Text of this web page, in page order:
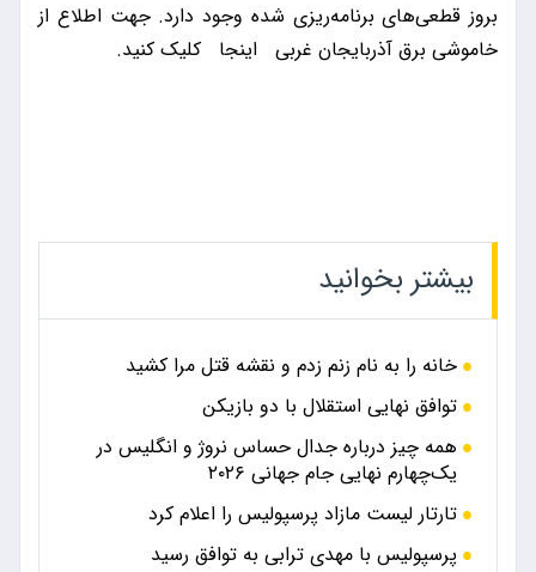
بروز قطعی‌های برنامه‌ریزی شده وجود دارد. جهت اطلاع از
خاموشی برق آذربایجان غربی اینجا کلیک کنید.
بیشتر بخوانید
خانه را به نام زنم زدم و نقشه قتل مرا کشید
توافق نهایی استقلال با دو بازیکن
همه چیز درباره جدال حساس نروژ و انگلیس در
یک‌چهارم نهایی جام جهانی ۲۰۲۶
تارتار لیست مازاد پرسپولیس را اعلام کرد
پرسپولیس با مهدی ترابی به توافق رسید